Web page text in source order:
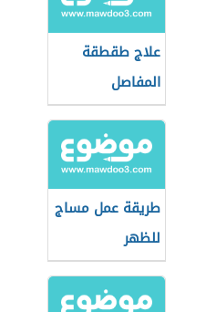
علاج طقطقة
المفاصل
طريقة عمل مساج
للظهر